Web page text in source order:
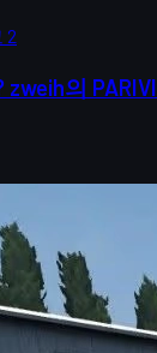
2
의